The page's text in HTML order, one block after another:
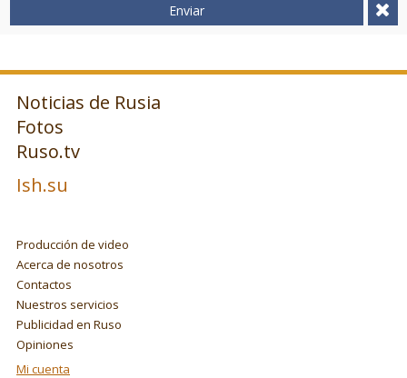
Enviar
Noticias de Rusia
Fotos
Ruso.tv
Ish.su
Producción de video
Acerca de nosotros
Contactos
Nuestros servicios
Publicidad en Ruso
Opiniones
Mi cuenta